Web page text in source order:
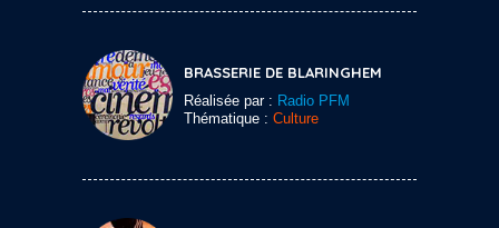
BRASSERIE DE BLARINGHEM
Réalisée par : Radio PFM
Thématique : Culture